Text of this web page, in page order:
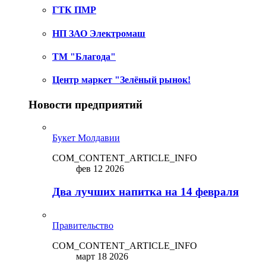
ГТК ПМР
НП ЗАО Электромаш
ТМ "Благода"
Центр маркет "Зелёный рынок!
Новости предприятий
Букет Молдавии
COM_CONTENT_ARTICLE_INFO
фев 12 2026
Два лучших напитка на 14 февраля
Правительство
COM_CONTENT_ARTICLE_INFO
март 18 2026